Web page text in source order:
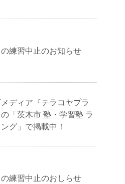
練習中止のお知らせ
ディア『テラコヤプラ
「茨木市 塾・学習塾 ラ
グ」で掲載中！
練習中止のおしらせ